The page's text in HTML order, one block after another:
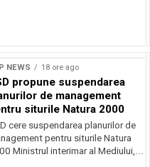
NEWS 18 ore ago
propune suspendarea
de management
siturile Natura 2000
cere suspendarea planurilor de
pentru siturile Natura
Ministrul interimar al Mediului,...